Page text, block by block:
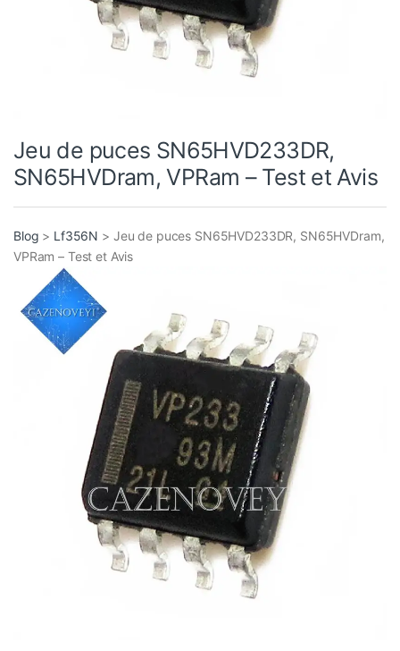
Jeu de puces SN65HVD233DR,
SN65HVDram, VPRam – Test et Avis
Blog > Lf356N > Jeu de puces SN65HVD233DR, SN65HVDram,
VPRam – Test et Avis